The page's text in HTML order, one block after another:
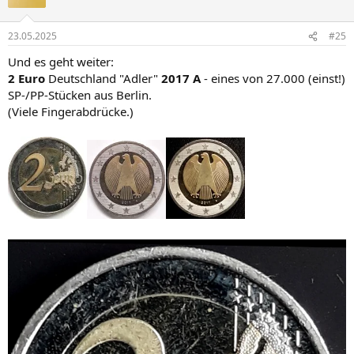
e
:
23.05.2025 #25
Und es geht weiter:
2 Euro Deutschland "Adler" 2017 A- eines von 27.000 (einst!)
SP-/PP-Stücken aus Berlin.
(Viele Fingerabdrücke.)